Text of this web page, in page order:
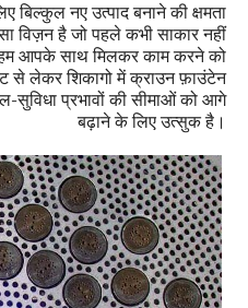
नए उत्पाद बनाने की क्षमता
विज़न है जो पहले कभी साकार नहीं
आपके साथ मिलकर काम करने को
से लेकर शिकागो में क्राउन फ़ाउंटेन
प्रभावों की सीमाओं को आगे
बढ़ाने के लिए उत्सुक है।